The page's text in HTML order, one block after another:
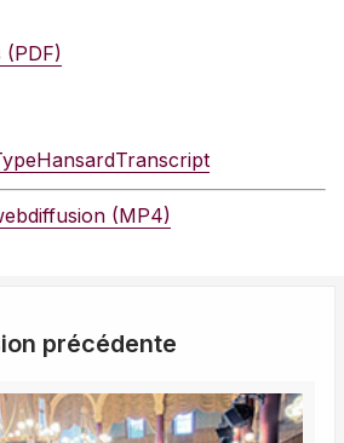
(PDF)
(MP4)
précédente